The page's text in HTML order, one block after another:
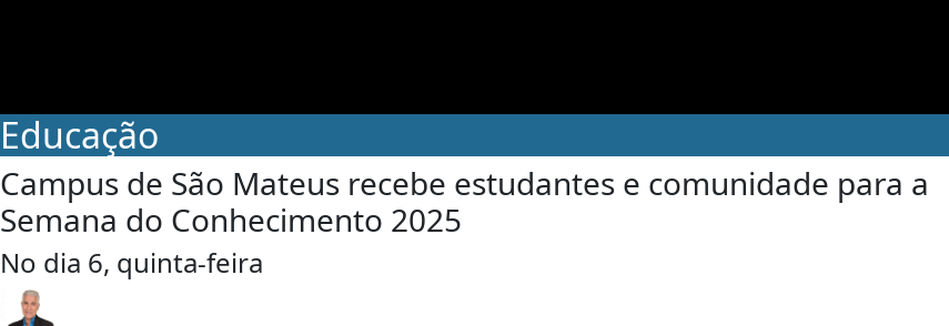
Educação
Campus de São Mateus recebe estudantes e comunidade para a
Semana do Conhecimento 2025
No dia 6, quinta-feira